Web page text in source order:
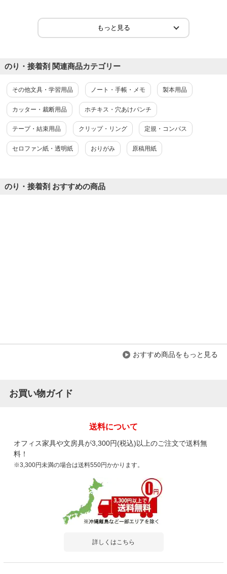
以前も注文をした商品であったので安心して待っておりました。
今回も送金後、次の日に...もっと見る
スリーエム スコッチ 超強力接着剤 プレミ
アゴールド スーパー多用途2 12g
5.0
レビュー数1件
平均評価5.0
のり・接着剤 関連商品カテゴリー
その他文具・学習用品 ノート・手帳・メモ 製本用品
カッター・裁断用品 ホチキス・穴あけパンチ
テープ・結束用品 クリップ・リング 定規・コンパス
セロファン紙・透明紙 おりがみ 原稿用紙
のり・接着剤 おすすめの商品
おすすめ商品をもっと見る
お買い物ガイド
送料について
オフィス家具や文房具が3,300円(税込)以上のご注文で送料無
料！
※3,300円未満の場合は送料550円かかります。
詳しくはこちら